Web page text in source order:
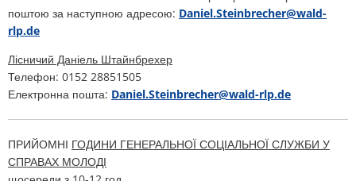
Муніципальне планування
Проекти
Штанденбюль
поштою за наступною адресою: Daniel.Steinbrecher@wald-
rlp.de
Лісничий Даніель Штайнбрехер
Телефон: 0152 28851505
Електронна пошта: Daniel.Steinbrecher@wald-rlp.de
ПРИЙОМНІ ГОДИНИ ГЕНЕРАЛЬНОЇ СОЦІАЛЬНОЇ СЛУЖБИ У
СПРАВАХ МОЛОДІ